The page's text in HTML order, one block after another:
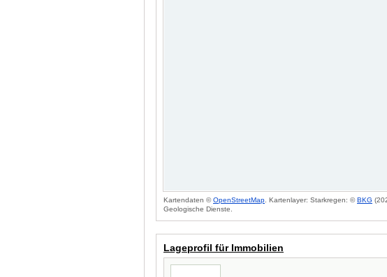
Kartendaten ©OpenStreetMap . Kartenlayer: Starkregen: ©BKG
Geologische Dienste.
Lageprofil für Immobilien